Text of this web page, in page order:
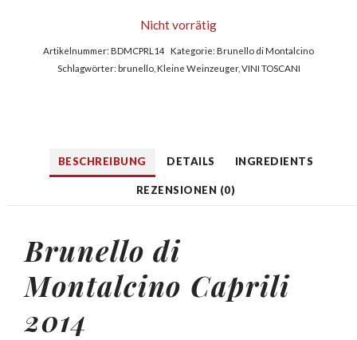
Nicht vorrätig
Artikelnummer: BDMCPRL14 Kategorie:Brunello di Montalcino
Schlagwörter: brunello, Kleine Weinzeuger, VINI TOSCANI
BESCHREIBUNG DETAILS INGREDIENTS
REZENSIONEN (0)
Brunello di
Montalcino Caprili
2014